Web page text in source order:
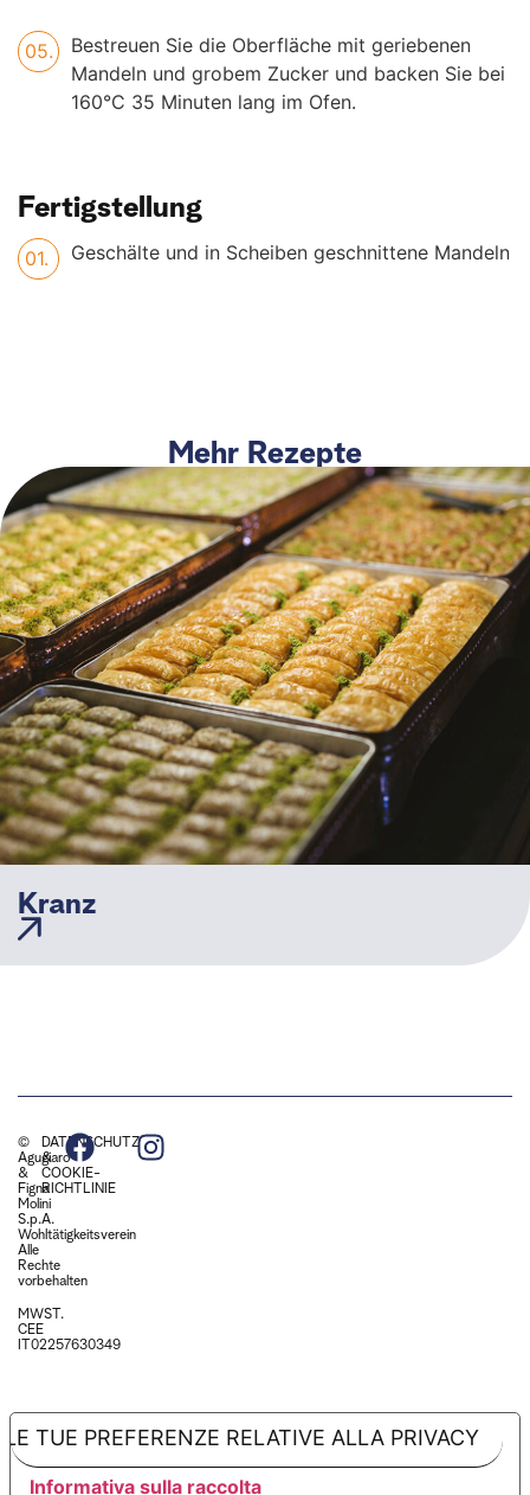
Bestreuen Sie die Oberfläche mit geriebenen
Mandeln und grobem Zucker und backen Sie bei
160°C 35 Minuten lang im Ofen.
Fertigstellung
Geschälte und in Scheiben geschnittene Mandeln
Mehr Rezepte
Kranz
©
Agugiaro
&
Figna
Molini
S.p.A.
Wohltätigkeitsverein
Alle
Rechte
vorbehalten
MWST.
CEE
IT02257630349
DATENSCHUTZ
&
COOKIE-
RICHTLINIE
Informativa sulla raccolta
LE TUE PREFERENZE RELATIVE ALLA PRIVACY